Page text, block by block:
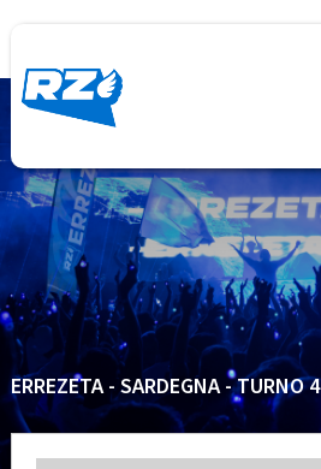
ERREZETA - SARDEGNA - TURNO 4